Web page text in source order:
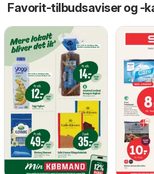
Favorit-tilbudsaviser og -